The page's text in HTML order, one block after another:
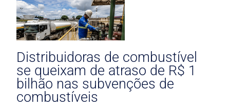
Distribuidoras de combustível
se queixam de atraso de R$ 1
bilhão nas subvenções de
combustíveis